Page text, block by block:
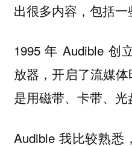
出很多内容，包括一
1995 年 Audible 创
放器，开启了流媒
是用磁带、卡带、光
Audible 我比较熟悉